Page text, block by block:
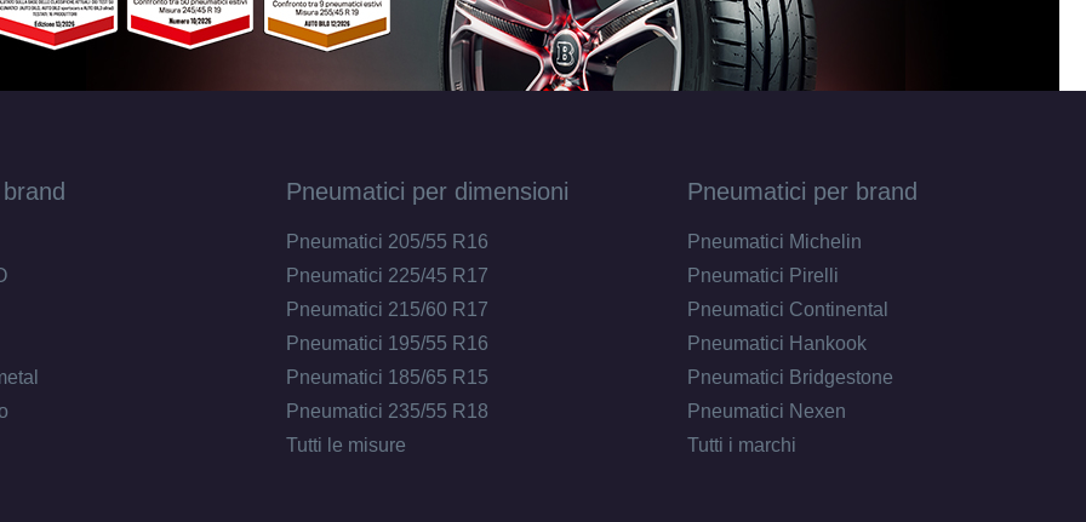
Pneumatici per dimensioni
Pneumatici 205/55 R16
Pneumatici 225/45 R17
Pneumatici 215/60 R17
Pneumatici 195/55 R16
Pneumatici 185/65 R15
Pneumatici 235/55 R18
Tutti le misure
Pneumatici per brand
Pneumatici Michelin
Pneumatici Pirelli
Pneumatici Continental
Pneumatici Hankook
Pneumatici Bridgestone
Pneumatici Nexen
Tutti i marchi